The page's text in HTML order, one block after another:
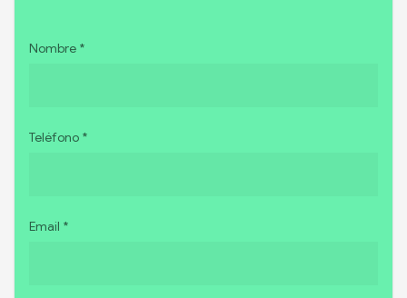
Nombre *
Teléfono *
Email *